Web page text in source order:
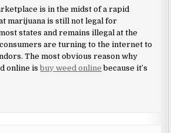
is in the midst of a rapid
marijuana is still not legal for
states and remains illegal at the
are turning to the internet to
The most obvious reason why
online isbuy weed online because it’s